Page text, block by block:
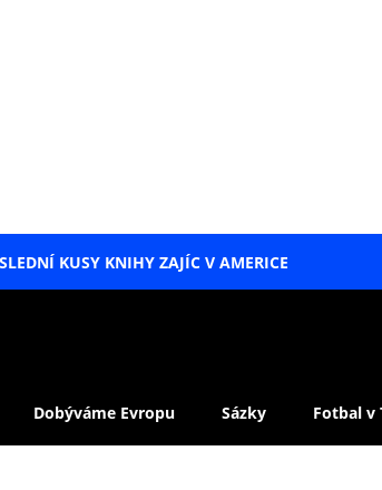
KUSY KNIHY ZAJÍC V AMERICE
Dobýváme Evropu Sázky Fotbal v